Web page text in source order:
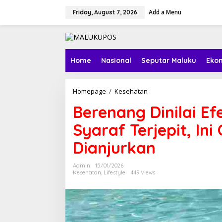
Friday, August 7, 2026 Add a Menu
Home Nasional Seputar Maluku
Homepage / Kesehatan
e
n
a
n
g
i
i
l
a
i
Berenang Dinilai
Syaraf Terjepit, Ini
Dianjurkan
Admin
15/01/2026
Kesehatan, Lifestyle 449 Views